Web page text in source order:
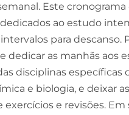
Este
ao estudo
para descanso.
dedicar as manhãs aos
disciplinas específicas
e biologia, e deixar
exercícios e revisões. Em